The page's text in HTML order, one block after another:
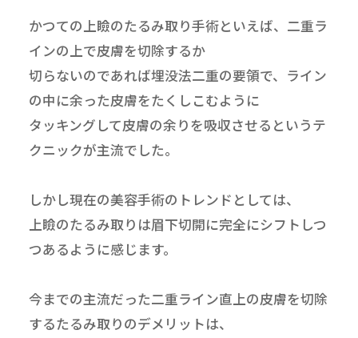
かつての上瞼のたるみ取り手術といえば、二重ラ
インの上で皮膚を切除するか
切らないのであれば埋没法二重の要領で、ライン
の中に余った皮膚をたくしこむように
タッキングして皮膚の余りを吸収させるというテ
クニックが主流でした。
しかし現在の美容手術のトレンドとしては、
上瞼のたるみ取りは眉下切開に完全にシフトしつ
つあるように感じます。
今までの主流だった二重ライン直上の皮膚を切除
するたるみ取りのデメリットは、